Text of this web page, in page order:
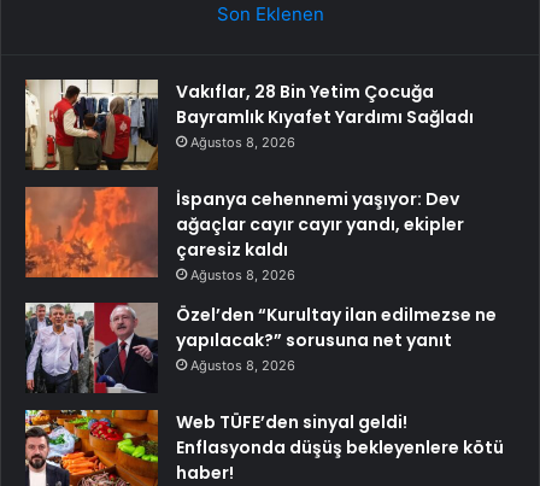
Son Eklenen
Vakıflar, 28 Bin Yetim Çocuğa
Bayramlık Kıyafet Yardımı Sağladı
Ağustos 8, 2026
İspanya cehennemi yaşıyor: Dev
ağaçlar cayır cayır yandı, ekipler
çaresiz kaldı
Ağustos 8, 2026
Özel’den “Kurultay ilan edilmezse ne
yapılacak?” sorusuna net yanıt
Ağustos 8, 2026
Web TÜFE’den sinyal geldi!
Enflasyonda düşüş bekleyenlere kötü
haber!